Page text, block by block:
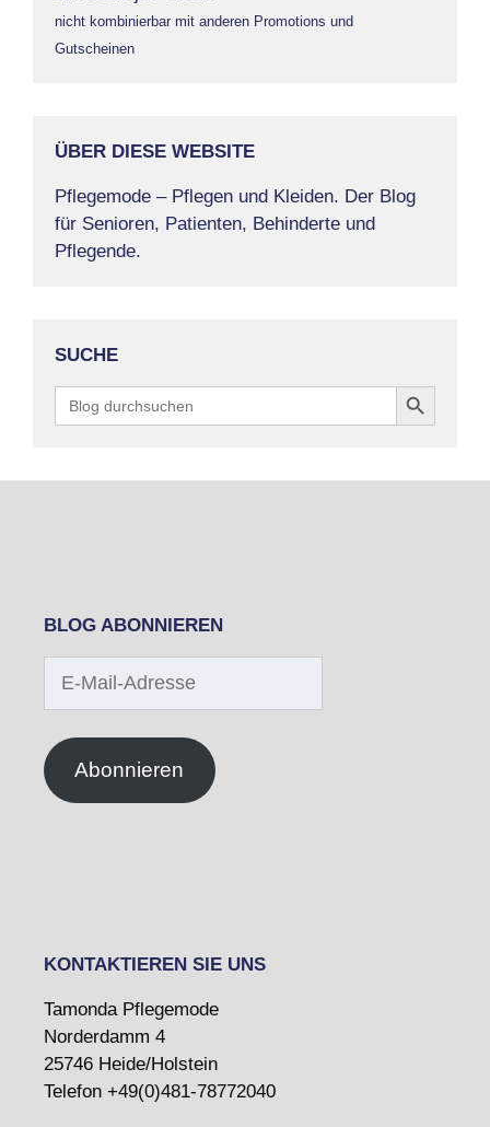
nicht kombinierbar mit anderen Promotions und
Gutscheinen
ÜBER DIESE WEBSITE
Pflegemode – Pflegen und Kleiden. Der Blog
für Senioren, Patienten, Behinderte und
Pflegende.
SUCHE
Search
for:
Search Button
BLOG ABONNIEREN
Mail-
Abonnieren
KONTAKTIEREN SIE UNS
Tamonda Pflegemode
Norderdamm 4
25746 Heide/Holstein
Telefon +49(0)481-78772040